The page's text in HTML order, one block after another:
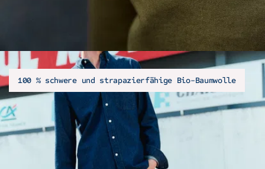
100 % schwere und strapazierfähige Bio-Baumwolle